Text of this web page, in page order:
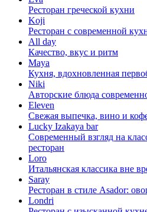
Ресторан греческой кухни
Koji
Ресторан с cовременной
All day
Качество, вкус и ритм
Maya
Кухня, вдохновленная
Niki
Авторские блюда
Eleven
Свежая выпечка, вино и
Lucky Izakaya bar
Современный взгляд на
ресторан
Loro
Итальянская классика вне
Saray
Ресторан в стиле Asador:
Londri